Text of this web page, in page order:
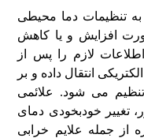
تنظیمات دما محیطی
افزایش و یا کاهش
لازم را پس‌ از
انتقال داده و بر
می‌ شود. علائمی
تغییر خودبخودی دمای
از جمله علایم خرابی